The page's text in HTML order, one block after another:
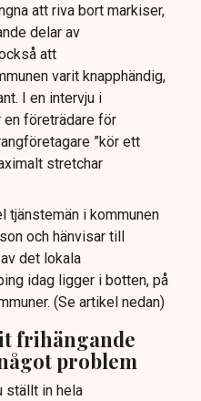
att riva bort markiser,
delar av
att
varit knapphändig,
I en intervju i
en företrädare för
”kör ett
stretchar
tjänstemän i kommunen
och hänvisar till
det lokala
idag ligger i botten, på
(Se artikel nedan)
frihängande
problem
ställt in hela